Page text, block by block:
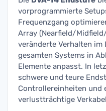
vorprogrammierte
Frequenzgang
Array (Nearfield/
veränderte Verhalten im
gesamten Systems in
Elemente anpasst. In
schwere und teure
Controllereinheiten und
verlustträchtige